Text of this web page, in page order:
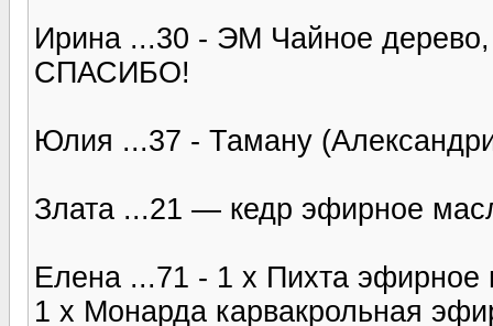
Ирина ...30 - ЭМ Чайное дерево,
СПАСИБО!
Юлия ...37 - Таману
Злата ...21 — кедр эфирное
Елена ...71 - 1 x Пихта
1 x Монарда карвакрольная